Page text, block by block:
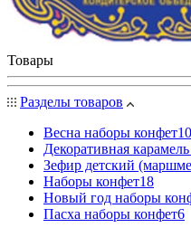
Товары
Разделы товаров
Весна наборы конфет10
Декоративная
Зефир детский
Наборы конфет18
Новый год наборы
Пасха наборы конфет6